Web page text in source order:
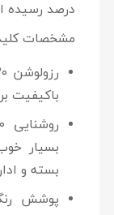
درصد رسیده
مشخصات
رزولوشن ۱۹۲۰ در ۱۲۰۰ پیکسل:
باکیفیت
روشنایی ۳۰۰ نیت و کنتراست ۱۲۰۰:۱:
بسیار
بسته و
پوشش